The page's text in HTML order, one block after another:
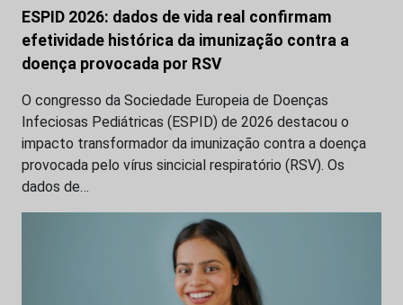
ESPID 2026: dados de vida real confirmam
efetividade histórica da imunização contra a
doença provocada por RSV
O congresso da Sociedade Europeia de Doenças
Infeciosas Pediátricas (ESPID) de 2026 destacou o
impacto transformador da imunização contra a doença
provocada pelo vírus sincicial respiratório (RSV). Os
dados de…